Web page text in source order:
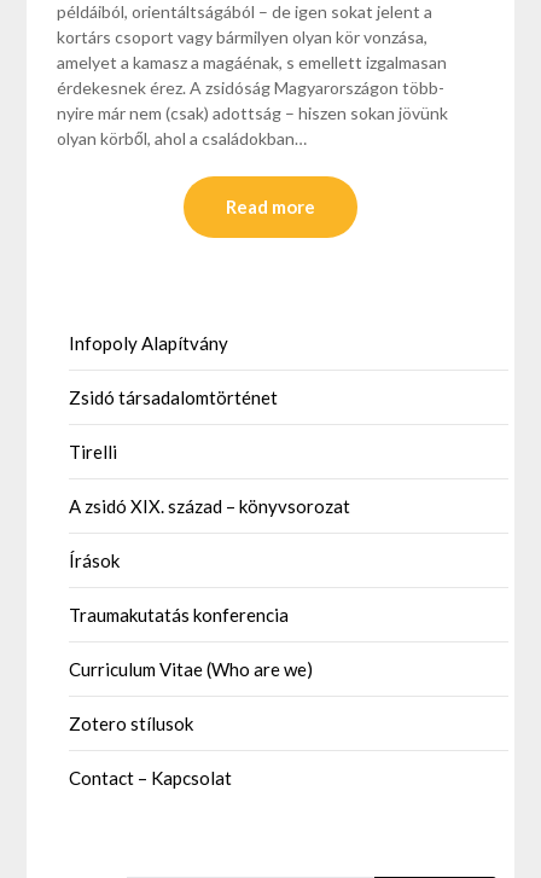
példáiból, orientáltságából – de igen sokat jelent a
kortárs csoport vagy bármilyen olyan kör vonzása,
amelyet a kamasz a magáénak, s emellett izgalmasan
érdekesnek érez. A zsidóság Magyarországon több­
nyire már nem (csak) adottság – hiszen sokan jövünk
olyan körből, ahol a családokban…
Read more
Infopoly Alapítvány
Zsidó társadalomtörténet
Tirelli
A zsidó XIX. század – könyvsorozat
Írások
Traumakutatás konferencia
Curriculum Vitae (Who are we)
Zotero stílusok
Contact – Kapcsolat